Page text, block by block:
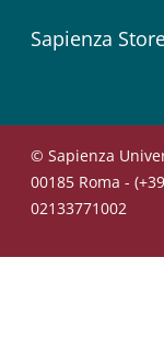
Sapienza
© Sapienza
00185 Roma -
02133771002